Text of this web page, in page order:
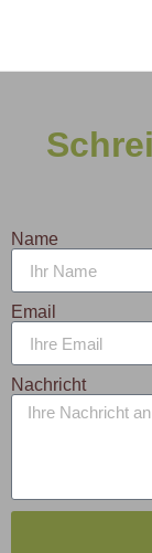
Name
Email
Nachricht